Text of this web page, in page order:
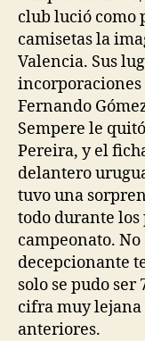
club lució como
camisetas la
Valencia. Sus
incorporaciones
Fernando
Sempere le
Pereira, y el
delantero
tuvo una
todo durante
campeonato.
decepcionante
solo se pudo ser
cifra muy lejana
anteriores.